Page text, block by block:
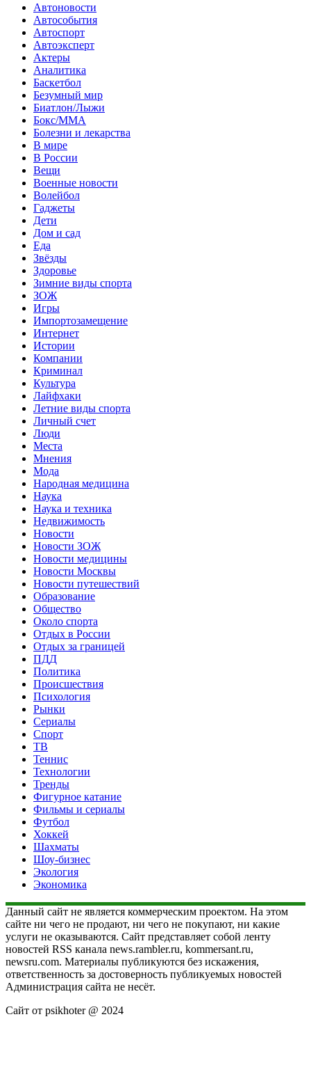
Автоновости
Автособытия
Автоспорт
Автоэксперт
Актеры
Аналитика
Баскетбол
Безумный мир
Биатлон/Лыжи
Бокс/MMA
Болезни и лекарства
В мире
В России
Вещи
Военные новости
Волейбол
Гаджеты
Дети
Дом и сад
Еда
Звёзды
Здоровье
Зимние виды спорта
ЗОЖ
Игры
Импортозамещение
Интернет
Истории
Компании
Криминал
Культура
Лайфхаки
Летние виды спорта
Личный счет
Люди
Места
Мнения
Мода
Народная медицина
Наука
Наука и техника
Недвижимость
Новости
Новости ЗОЖ
Новости медицины
Новости Москвы
Новости путешествий
Образование
Общество
Около спорта
Отдых в России
Отдых за границей
ПДД
Политика
Происшествия
Психология
Рынки
Сериалы
Спорт
ТВ
Теннис
Технологии
Тренды
Фигурное катание
Фильмы и сериалы
Футбол
Хоккей
Шахматы
Шоу-бизнес
Экология
Экономика
Данный сайт не является коммерческим проектом. На этом
сайте ни чего не продают, ни чего не покупают, ни какие
услуги не оказываются. Сайт представляет собой ленту
новостей RSS канала news.rambler.ru, kommersant.ru,
newsru.com. Материалы публикуются без искажения,
ответственность за достоверность публикуемых новостей
Администрация сайта не несёт.
Сайт от psikhoter @ 2024